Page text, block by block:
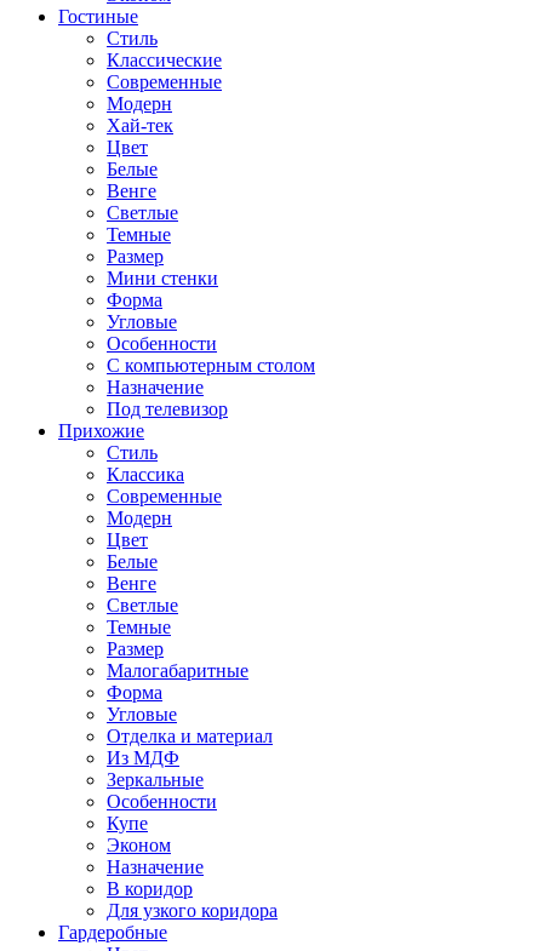
Гостиные
Стиль
Классические
Современные
Модерн
Хай-тек
Цвет
Белые
Венге
Светлые
Темные
Размер
Мини стенки
Форма
Угловые
Особенности
С компьютерным столом
Назначение
Под телевизор
Прихожие
Стиль
Классика
Современные
Модерн
Цвет
Белые
Венге
Светлые
Темные
Размер
Малогабаритные
Форма
Угловые
Отделка и материал
Из МДФ
Зеркальные
Особенности
Купе
Эконом
Назначение
В коридор
Для узкого коридора
Гардеробные